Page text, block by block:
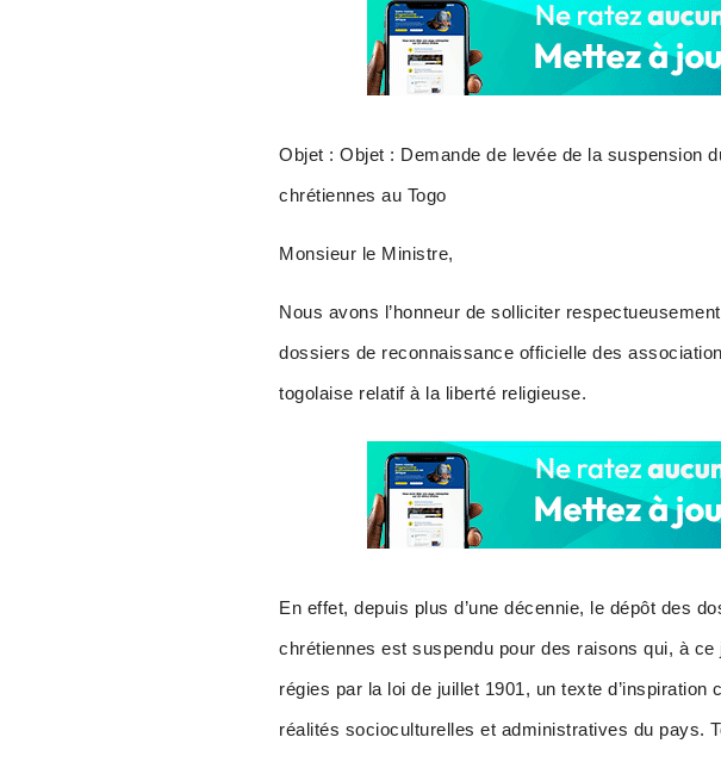
Objet : Objet : Demande de levée de la suspension
chrétiennes au Togo
Monsieur le Ministre,
Nous avons l’honneur de solliciter
dossiers de reconnaissance officielle des
togolaise relatif à la liberté religieuse.
En effet, depuis plus d’une décennie, le dépôt des
chrétiennes est suspendu pour des raisons qui, à
régies par la loi de juillet 1901, un texte
réalités socioculturelles et administratives du pays.